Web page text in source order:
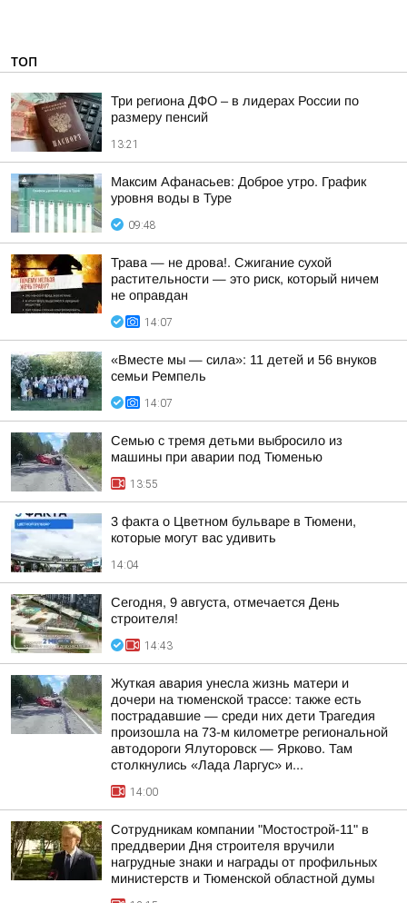
ТОП
Три региона ДФО – в лидерах России по
размеру пенсий
13:21
Максим Афанасьев: Доброе утро. График
уровня воды в Туре
09:48
Трава — не дрова!. Сжигание сухой
растительности — это риск, который ничем
не оправдан
14:07
«Вместе мы — сила»: 11 детей и 56 внуков
семьи Ремпель
14:07
Семью с тремя детьми выбросило из
машины при аварии под Тюменью
13:55
3 факта о Цветном бульваре в Тюмени,
которые могут вас удивить
14:04
Сегодня, 9 августа, отмечается День
строителя!
14:43
Жуткая авария унесла жизнь матери и
дочери на тюменской трассе: также есть
пострадавшие — среди них дети Трагедия
произошла на 73-м километре региональной
автодороги Ялуторовск — Ярково. Там
столкнулись «Лада Ларгус» и...
14:00
Сотрудникам компании "Мостострой-11" в
преддверии Дня строителя вручили
нагрудные знаки и награды от профильных
министерств и Тюменской областной думы